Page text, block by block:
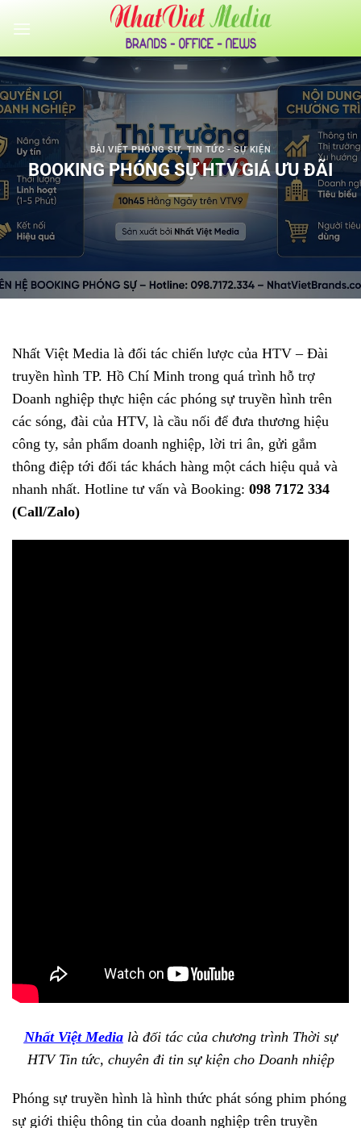
qua
dung
BÀI VIẾT PHÓNG SỰ,TIN TỨC - SỰ KIỆN
BOOKING PHÓNG SỰ HTV GIÁ ƯU ĐÃI
Nhất Việt Media là đối tác chiến lược của HTV – Đài
truyền hình TP. Hồ Chí Minh trong quá trình hỗ trợ
Doanh nghiệp thực hiện các phóng sự truyền hình trên
các sóng, đài của HTV, là cầu nối để đưa thương hiệu
công ty, sản phẩm doanh nghiệp, lời tri ân, gửi gắm
thông điệp tới đối tác khách hàng một cách hiệu quả và
nhanh nhất. Hotline tư vấn và Booking: 098 7172 334
(Call/Zalo)
Nhất Việt Medialà đối tác của chương trình Thời sự
HTV Tin tức, chuyên đi tin sự kiện cho Doanh nhiệp
Phóng sự truyền hình là hình thức phát sóng phim phóng
sự giới thiệu thông tin của doanh nghiệp trên truyền